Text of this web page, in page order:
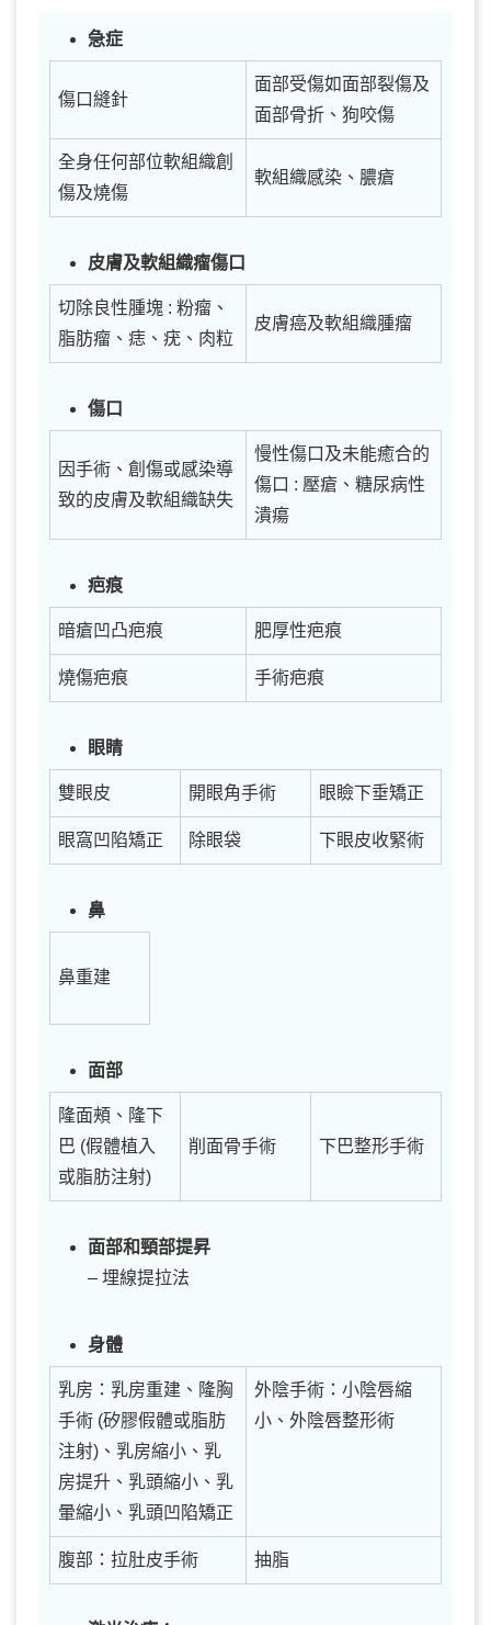
急症
傷口縫針
面部受傷如面部裂傷及
面部骨折、狗咬傷
全身任何部位軟組織創
傷及燒傷
軟組織感染、膿瘡
皮膚及軟組織瘤傷口
切除良性腫塊 : 粉瘤、
脂肪瘤、痣、疣、肉粒
皮膚癌及軟組織腫瘤
傷口
因手術、創傷或感染導
致的皮膚及軟組織缺失
慢性傷口及未能癒合的
傷口 : 壓瘡、糖尿病性
潰瘍
疤痕
暗瘡凹凸疤痕 肥厚性疤痕
燒傷疤痕 手術疤痕
眼睛
雙眼皮 開眼角手術 眼瞼下垂矯正
眼窩凹陷矯正 除眼袋 下眼皮收緊術
鼻
鼻重建
面部
隆面頰、隆下
巴 (假體植入
或脂肪注射)
削面骨手術 下巴整形手術
面部和頸部提昇
– 埋線提拉法
身體
乳房：乳房重建、隆胸
手術 (矽膠假體或脂肪
注射)、乳房縮小、乳
房提升、乳頭縮小、乳
暈縮小、乳頭凹陷矯正
外陰手術：小陰唇縮
小、外陰唇整形術
腹部：拉肚皮手術 抽脂